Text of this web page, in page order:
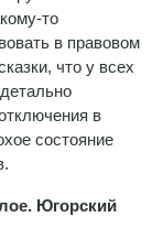
то
в правовом
что у всех
в
состояние
Югорский